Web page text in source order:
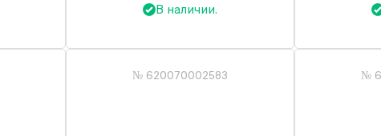
В наличии.
№ 620070002583 №